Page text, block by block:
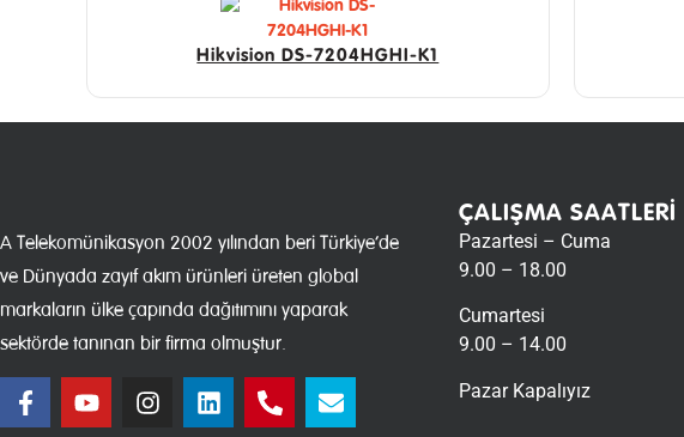
Hikvision DS-7204HGHI-K1
A Telekomünikasyon 2002 yılından beri Türkiye’de
ve Dünyada zayıf akım ürünleri üreten global
markaların ülke çapında dağıtımını yaparak
sektörde tanınan bir firma olmuştur.
ÇALIŞMA SAATLERI
Pazartesi – Cuma
9.00 – 18.00
Cumartesi
9.00 – 14.00
Pazar Kapalıyız